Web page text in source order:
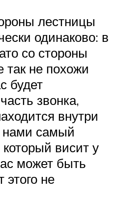
лестницы
одинаково: в
со стороны
так не похожи
будет
звонка,
внутри
нами самый
висит у
может быть
этого не